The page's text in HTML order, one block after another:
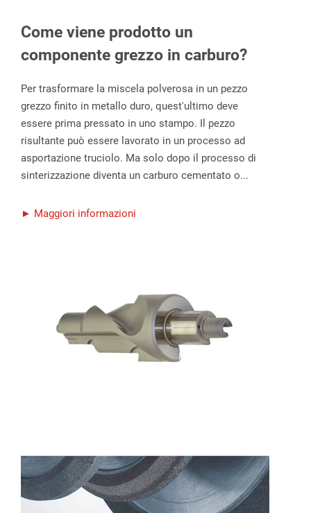
Come viene prodotto un
componente grezzo in carburo?
Per trasformare la miscela polverosa in un pezzo
grezzo finito in metallo duro, quest'ultimo deve
essere prima pressato in uno stampo. Il pezzo
risultante può essere lavorato in un processo ad
asportazione truciolo. Ma solo dopo il processo di
sinterizzazione diventa un carburo cementato o...
► Maggiori informazioni